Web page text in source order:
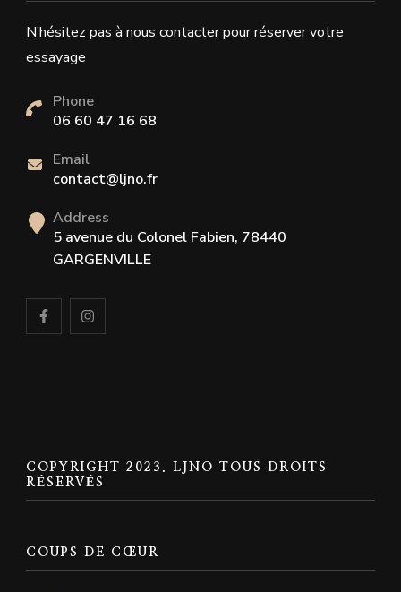
N’hésitez pas à nous contacter pour réserver votre
essayage
Phone
06 60 47 16 68
Email
contact@ljno.fr
Address
5 avenue du Colonel Fabien, 78440
GARGENVILLE
COPYRIGHT 2023. LJNO TOUS DROITS
RÉSERVÉS
COUPS DE CŒUR